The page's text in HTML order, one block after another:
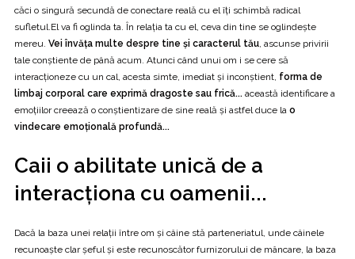
căci o singură secundă de conectare reală cu el îţi schimbă radical
sufletul.El va fi oglinda ta. În relaţia ta cu el, ceva din tine se oglindeşte
mereu. Vei învăţa multe despre tine şi caracterul tău , ascunse privirii
tale conştiente de până acum. Atunci când unui om i se cere să
interacţioneze cu un cal, acesta simte, imediat şi inconştient, forma de
limbaj corporal care exprimă dragoste sau frică... această identificare a
emoţiilor creează o conştientizare de sine reală şi astfel duce la o
vindecare emoţională profundă...
Caii o abilitate unică de a
interacţiona cu oamenii...
Dacă la baza unei relaţii între om şi câine stă parteneriatul, unde câinele
recunoaşte clar şeful şi este recunoscător furnizorului de mâncare, la baza